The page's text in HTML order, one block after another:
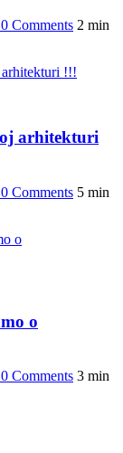
0 Comments 2 min
arhitekturi
0 Comments 5 min
o
0 Comments 3 min